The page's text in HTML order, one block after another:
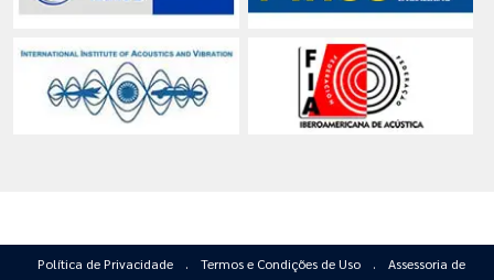
Política de Privacidade . Termos e Condições de Uso .
Assessoria de